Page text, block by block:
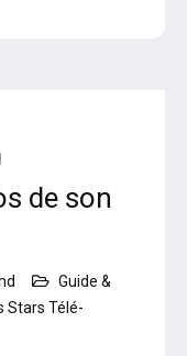
de son
Guide &
Stars Télé-